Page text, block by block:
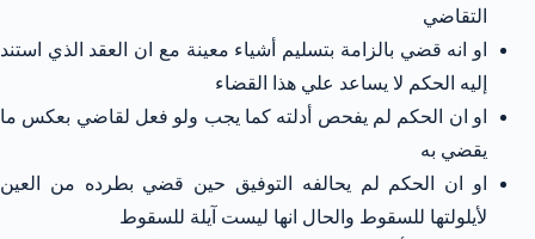
التقاضي
او انه قضي بالزامة بتسليم أشياء معينة مع ان العقد الذي استند
إليه الحكم لا يساعد علي هذا القضاء
او ان الحكم لم يفحص أدلته كما يجب ولو فعل لقاضي بعكس ما
يقضي به
او ان الحكم لم يحالفه التوفيق حين قضي بطرده من العين
لأيلولتها للسقوط والحال انها ليست آيلة للسقوط